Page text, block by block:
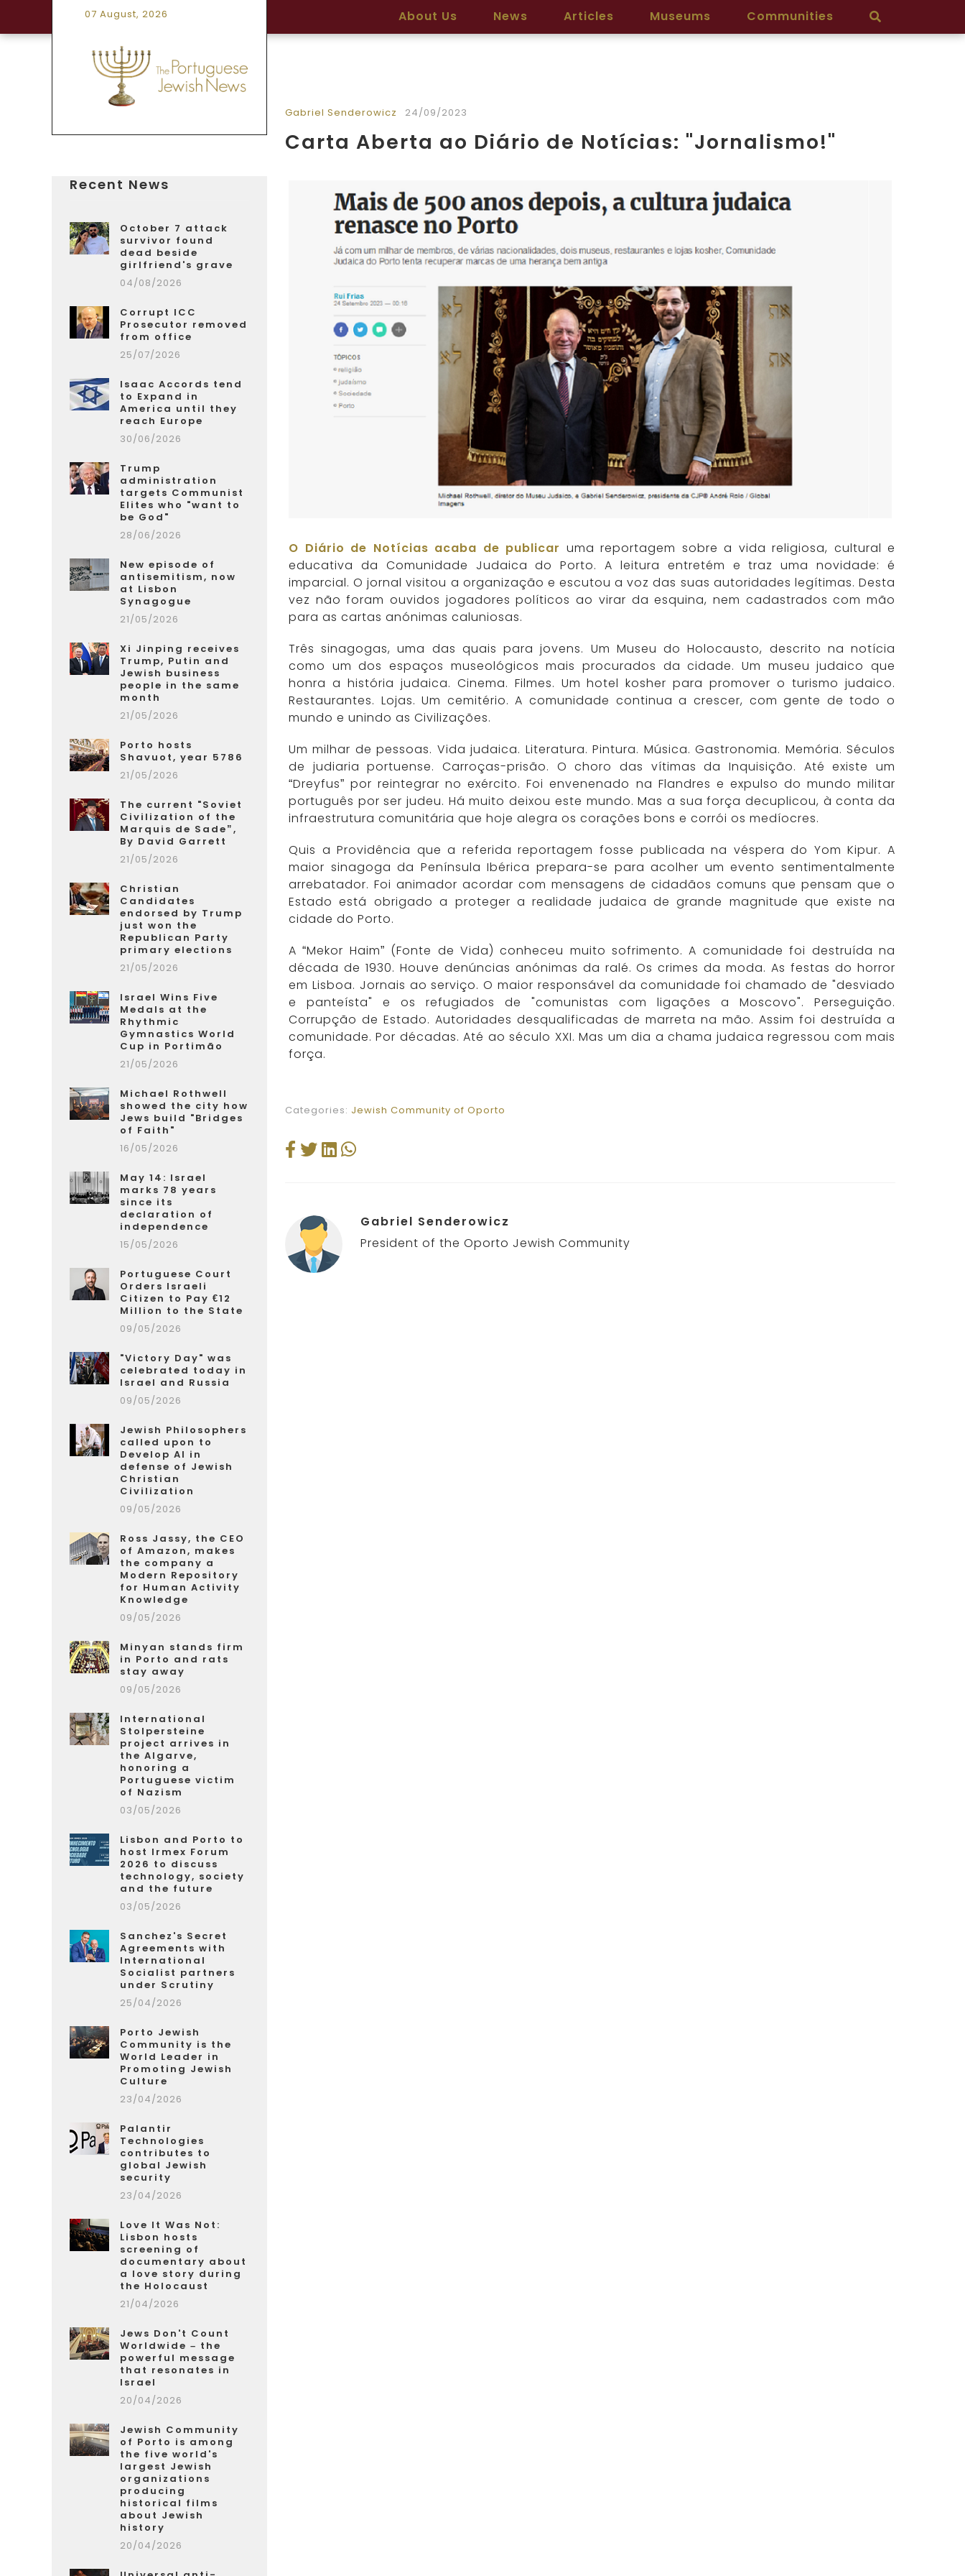
07 August, 2026 About Us News Articles Museums Communities
Recent News
October 7 attack
survivor found
dead beside
girlfriend's grave
04/08/2026
Corrupt ICC
Prosecutor removed
from office
25/07/2026
Isaac Accords tend
to Expand in
America until they
reach Europe
30/06/2026
Trump
administration
targets Communist
Elites who "want to
be God"
28/06/2026
New episode of
antisemitism, now
at Lisbon
Synagogue
21/05/2026
Xi Jinping receives
Trump, Putin and
Jewish business
people in the same
month
21/05/2026
Porto hosts
Shavuot, year 5786
21/05/2026
The current "Soviet
Civilization of the
Marquis de Sade”,
By David Garrett
21/05/2026
Christian
Candidates
endorsed by Trump
just won the
Republican Party
primary elections
21/05/2026
Israel Wins Five
Medals at the
Rhythmic
Gymnastics World
Cup in Portimão
21/05/2026
Michael Rothwell
showed the city how
Jews build "Bridges
of Faith"
16/05/2026
May 14: Israel
marks 78 years
since its
declaration of
independence
15/05/2026
Portuguese Court
Orders Israeli
Citizen to Pay €12
Million to the State
09/05/2026
"Victory Day" was
celebrated today in
Israel and Russia
09/05/2026
Jewish Philosophers
called upon to
Develop AI in
defense of Jewish
Christian
Civilization
09/05/2026
Ross Jassy, the CEO
of Amazon, makes
the company a
Modern Repository
for Human Activity
Knowledge
09/05/2026
Minyan stands firm
in Porto and rats
stay away
09/05/2026
International
Stolpersteine
project arrives in
the Algarve,
honoring a
Portuguese victim
of Nazism
03/05/2026
Lisbon and Porto to
host Irmex Forum
2026 to discuss
technology, society
and the future
03/05/2026
Sanchez's Secret
Agreements with
International
Socialist partners
under Scrutiny
25/04/2026
Porto Jewish
Community is the
World Leader in
Promoting Jewish
Culture
23/04/2026
Palantir
Technologies
contributes to
global Jewish
security
23/04/2026
Love It Was Not:
Lisbon hosts
screening of
documentary about
a love story during
the Holocaust
21/04/2026
Jews Don't Count
Worldwide – the
powerful message
that resonates in
Israel
20/04/2026
Jewish Community
of Porto is among
the five world's
largest Jewish
organizations
producing
historical films
about Jewish
history
20/04/2026
Gabriel Senderowicz 24/09/2023
Carta Aberta ao Diário de Notícias: "Jornalismo!"
O Diário de Notícias acaba de publicar uma reportagem sobre a vida religiosa, cultural e
educativa da Comunidade Judaica do Porto. A leitura entretém e traz uma novidade: é
imparcial. O jornal visitou a organização e escutou a voz das suas autoridades legítimas. Desta
vez não foram ouvidos jogadores políticos ao virar da esquina, nem cadastrados com mão
para as cartas anónimas caluniosas.
Três sinagogas, uma das quais para jovens. Um Museu do Holocausto, descrito na notícia
como um dos espaços museológicos mais procurados da cidade. Um museu judaico que
honra a história judaica. Cinema. Filmes. Um hotel kosher para promover o turismo judaico.
Restaurantes. Lojas. Um cemitério. A comunidade continua a crescer, com gente de todo o
mundo e unindo as Civilizações.
Um milhar de pessoas. Vida judaica. Literatura. Pintura. Música. Gastronomia. Memória. Séculos
de judiaria portuense. Carroças-prisão. O choro das vítimas da Inquisição. Até existe um
“Dreyfus” por reintegrar no exército. Foi envenenado na Flandres e expulso do mundo militar
português por ser judeu. Há muito deixou este mundo. Mas a sua força decuplicou, à conta da
infraestrutura comunitária que hoje alegra os corações bons e corrói os medíocres.
Quis a Providência que a referida reportagem fosse publicada na véspera do Yom Kipur. A
maior sinagoga da Península Ibérica prepara-se para acolher um evento sentimentalmente
arrebatador. Foi animador acordar com mensagens de cidadãos comuns que pensam que o
Estado está obrigado a proteger a realidade judaica de grande magnitude que existe na
cidade do Porto.
A “Mekor Haim” (Fonte de Vida) conheceu muito sofrimento. A comunidade foi destruída na
década de 1930. Houve denúncias anónimas da ralé. Os crimes da moda. As festas do horror
em Lisboa. Jornais ao serviço. O maior responsável da comunidade foi chamado de "desviado
e panteísta" e os refugiados de "comunistas com ligações a Moscovo". Perseguição.
Corrupção de Estado. Autoridades desqualificadas de marreta na mão. Assim foi destruída a
comunidade. Por décadas. Até ao século XXI. Mas um dia a chama judaica regressou com mais
força.
Categories: Jewish Community of Oporto
Gabriel Senderowicz
President of the Oporto Jewish Community